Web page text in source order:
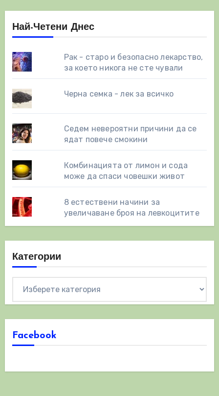
Най-Четени Днес
Рак - старо и безопасно лекарство,
за което никога не сте чували
Черна семка - лек за всичко
Седем невероятни причини да се
ядат повече смокини
Комбинацията от лимон и сода
може да спаси човешки живот
8 eстествени начини за
увеличаване броя на левкоцитите
Категории
Facebook